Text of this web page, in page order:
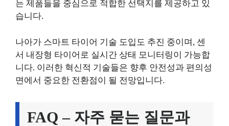
는 제품들을 중심으로 적합한 선택지를 제공하고 있
습니다.
나아가 스마트 타이어 기술 도입도 추진 중이며, 센
서 내장형 타이어로 실시간 상태 모니터링이 가능합
니다. 이러한 혁신적 기술들은 향후 안전성과 편의성
면에서 중요한 전환점이 될 전망입니다.
FAQ – 자주 묻는 질문과